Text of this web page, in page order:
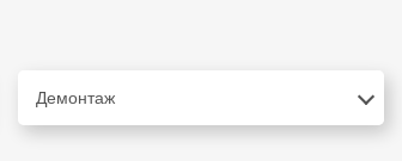
Демонтаж